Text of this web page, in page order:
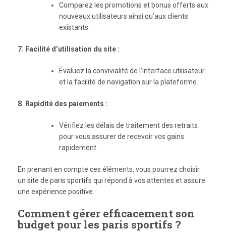
Comparez les promotions et bonus offerts aux
nouveaux utilisateurs ainsi qu’aux clients
existants.
7. Facilité d’utilisation du site :
Évaluez la convivialité de l’interface utilisateur
et la facilité de navigation sur la plateforme.
8. Rapidité des paiements :
Vérifiez les délais de traitement des retraits
pour vous assurer de recevoir vos gains
rapidement.
En prenant en compte ces éléments, vous pourrez choisir
un site de paris sportifs qui répond à vos attentes et assure
une expérience positive.
Comment gérer efficacement son
budget pour les paris sportifs ?